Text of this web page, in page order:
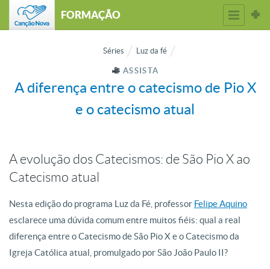
FORMAÇÃO
Séries Luz da fé
ASSISTA
A diferença entre o catecismo de Pio X
e o catecismo atual
A evolução dos Catecismos: de São Pio X ao
Catecismo atual
Nesta edição do programa Luz da Fé, professor Felipe Aquino
esclarece uma dúvida comum entre muitos fiéis: qual a real
diferença entre o Catecismo de São Pio X e o Catecismo da
Igreja Católica atual, promulgado por São João Paulo II?